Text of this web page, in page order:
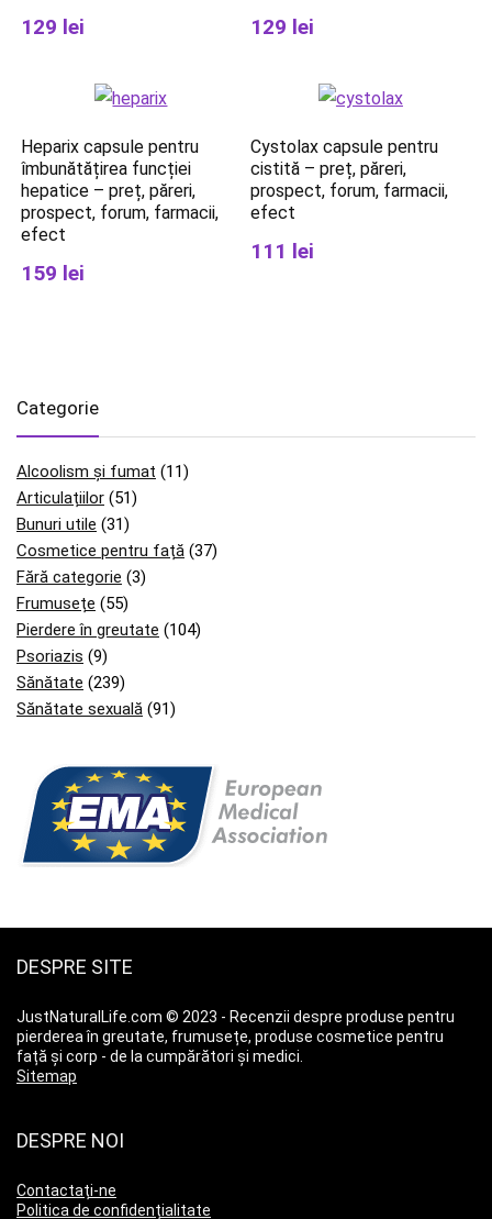
129 lei 129 lei
Heparix capsule pentru
îmbunătățirea funcției
hepatice – preț, păreri,
prospect, forum, farmacii,
efect
159 lei
Cystolax capsule pentru
cistită – preț, păreri,
prospect, forum, farmacii,
efect
111 lei
Categorie
Alcoolism și fumat (11)
Articulațiilor (51)
Bunuri utile (31)
Cosmetice pentru față (37)
Fără categorie (3)
Frumusețe (55)
Pierdere în greutate (104)
Psoriazis (9)
Sănătate (239)
Sănătate sexuală (91)
DESPRE SITE
JustNaturalLife.com © 2023 - Recenzii despre produse pentru
pierderea în greutate, frumusețe, produse cosmetice pentru
față și corp - de la cumpărători și medici.
Sitemap
DESPRE NOI
Contactați-ne
Politica de confidențialitate